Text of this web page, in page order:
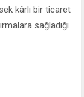
kârlı bir ticaret
sağladığı